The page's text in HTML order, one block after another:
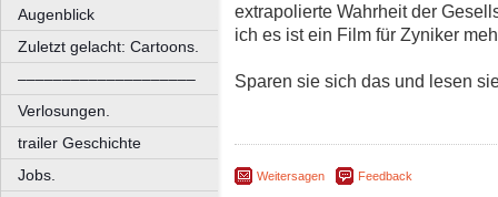
Augenblick
Zuletzt gelacht: Cartoons.
––––––––––––––––––––
Verlosungen.
trailer Geschichte
Jobs.
extrapolierte Wahrheit der
ich es ist ein Film für Zyniker
Sparen sie sich das und lesen
Weitersagen Feedback